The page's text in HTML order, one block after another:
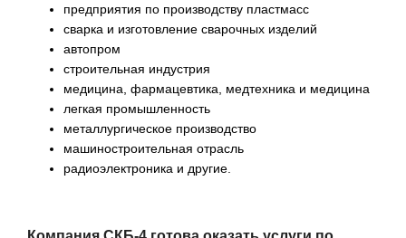
предприятия по производству пластмасс
сварка и изготовление сварочных изделий
автопром
строительная индустрия
медицина, фармацевтика, медтехника и медицина
легкая промышленность
металлургическое производство
машиностроительная отрасль
радиоэлектроника и другие.